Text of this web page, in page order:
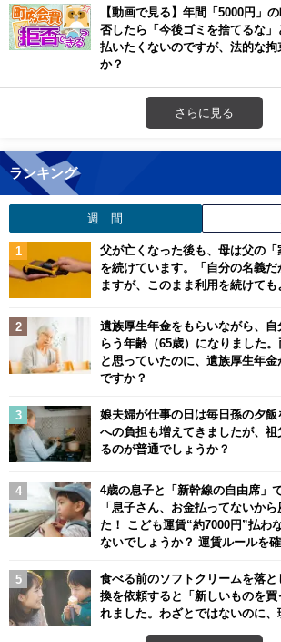
【動画で見る】年間「5000円」
否したら「今後ゴミを捨てるな
払いたくないのですが、法的な拘
か？
さらに見る
ランキング
週 間
父が亡くなった後も、母は父の
を続けています。「自分の名義
ますが、このまま利用を続けても
遺族厚生年金をもらいながら、
らう年齢（65歳）になりました
と思っていたのに、遺族厚生年
ですか？
娘夫婦が仕事の日は毎日孫の夕
への負担も増えてきましたが、
るのが普通でしょうか？
4歳の息子と「新幹線の自由席」
「息子さん、お金払ってないか
た！ こども運賃“約7000円”払わ
ないでしょうか？ 運賃ルールを
食べる前のソフトクリームを落
換を依頼すると「新しいものを
れました。わざとではないのに、